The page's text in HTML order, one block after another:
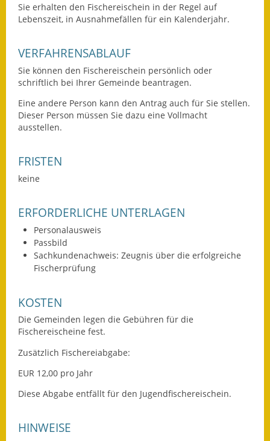
Bauhof Notzingen
Behördenadressen
Beratungsstellen im
Dienstleistungen
Sitzungsberichte 2016
Sie erhalten den Fischereischein in der Regel auf
Lebenszeit, in Ausnahmefällen für ein Kalenderjahr.
VERFAHRENSABLAUF
Sie können den Fischereischein persönlich oder
schriftlich bei Ihrer Gemeinde beantragen.
Eine andere Person kann den Antrag auch für Sie stellen.
Dieser Person müssen Sie dazu eine Vollmacht
ausstellen.
FRISTEN
keine
ERFORDERLICHE UNTERLAGEN
Personalausweis
Passbild
Sachkundenachweis: Zeugnis über die erfolgreiche
Fischerprüfung
KOSTEN
Die Gemeinden legen die Gebühren für die
Fischereischeine fest.
Zusätzlich Fischereiabgabe:
EUR 12,00 pro Jahr
Diese Abgabe entfällt für den Jugendfischereischein.
HINWEISE